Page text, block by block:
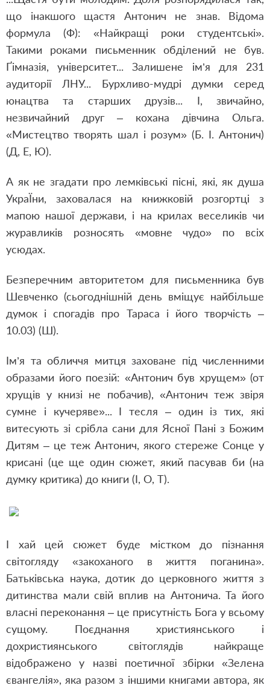
що інакшого щастя Антонич не знав. Відома
формула (Ф): «Найкращі роки студентські».
Такими роками письменник обділений не був.
Ґімназія, університет... Залишене ім’я для 231
аудиторії ЛНУ... Бурхливо-мудрі думки серед
юнацтва та старших друзів... І, звичайно,
незвичайний друг – кохана дівчина Ольга.
«Мистецтво творять шал і розум» (Б. І. Антонич)
(Д, Е, Ю).
А як не згадати про лемківські пісні, які, як душа
УкраЇни, заховалася на книжковій розгортці з
мапою нашої держави, і на крилах веселиків чи
журавликів розносять «мовне чудо» по всіх
усюдах.
Безперечним авторитетом для письменника був
Шевченко (сьогоднішній день вміщує найбільше
думок і спогадів про Тараса і його творчість –
10.03) (Ш).
Ім’я та обличчя митця заховане під численними
образами його поезій: «Антонич був хрущем» (от
хрущів у книзі не побачив), «Антонич теж звіря
сумне і кучеряве»... І тесля – один із тих, які
витесують зі срібла сани для Ясної Пані з Божим
Дитям – це теж Антонич, якого стереже Сонце у
крисані (це ще один сюжет, який пасував би (на
думку критика) до книги (І, О, Т).
І хай цей сюжет буде містком до пізнання
світогляду «закоханого в життя поганина».
Батьківська наука, дотик до церковного життя з
дитинства мали свій вплив на Антонича. Та його
власні переконання – це присутність Бога у всьому
сущому. Поєднання християнського і
дохристиянського світоглядів найкраще
відображено у назві поетичної збірки «Зелена
євангелія», яка разом з іншими книгами автора, як